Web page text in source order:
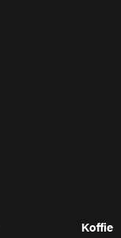
Koffie